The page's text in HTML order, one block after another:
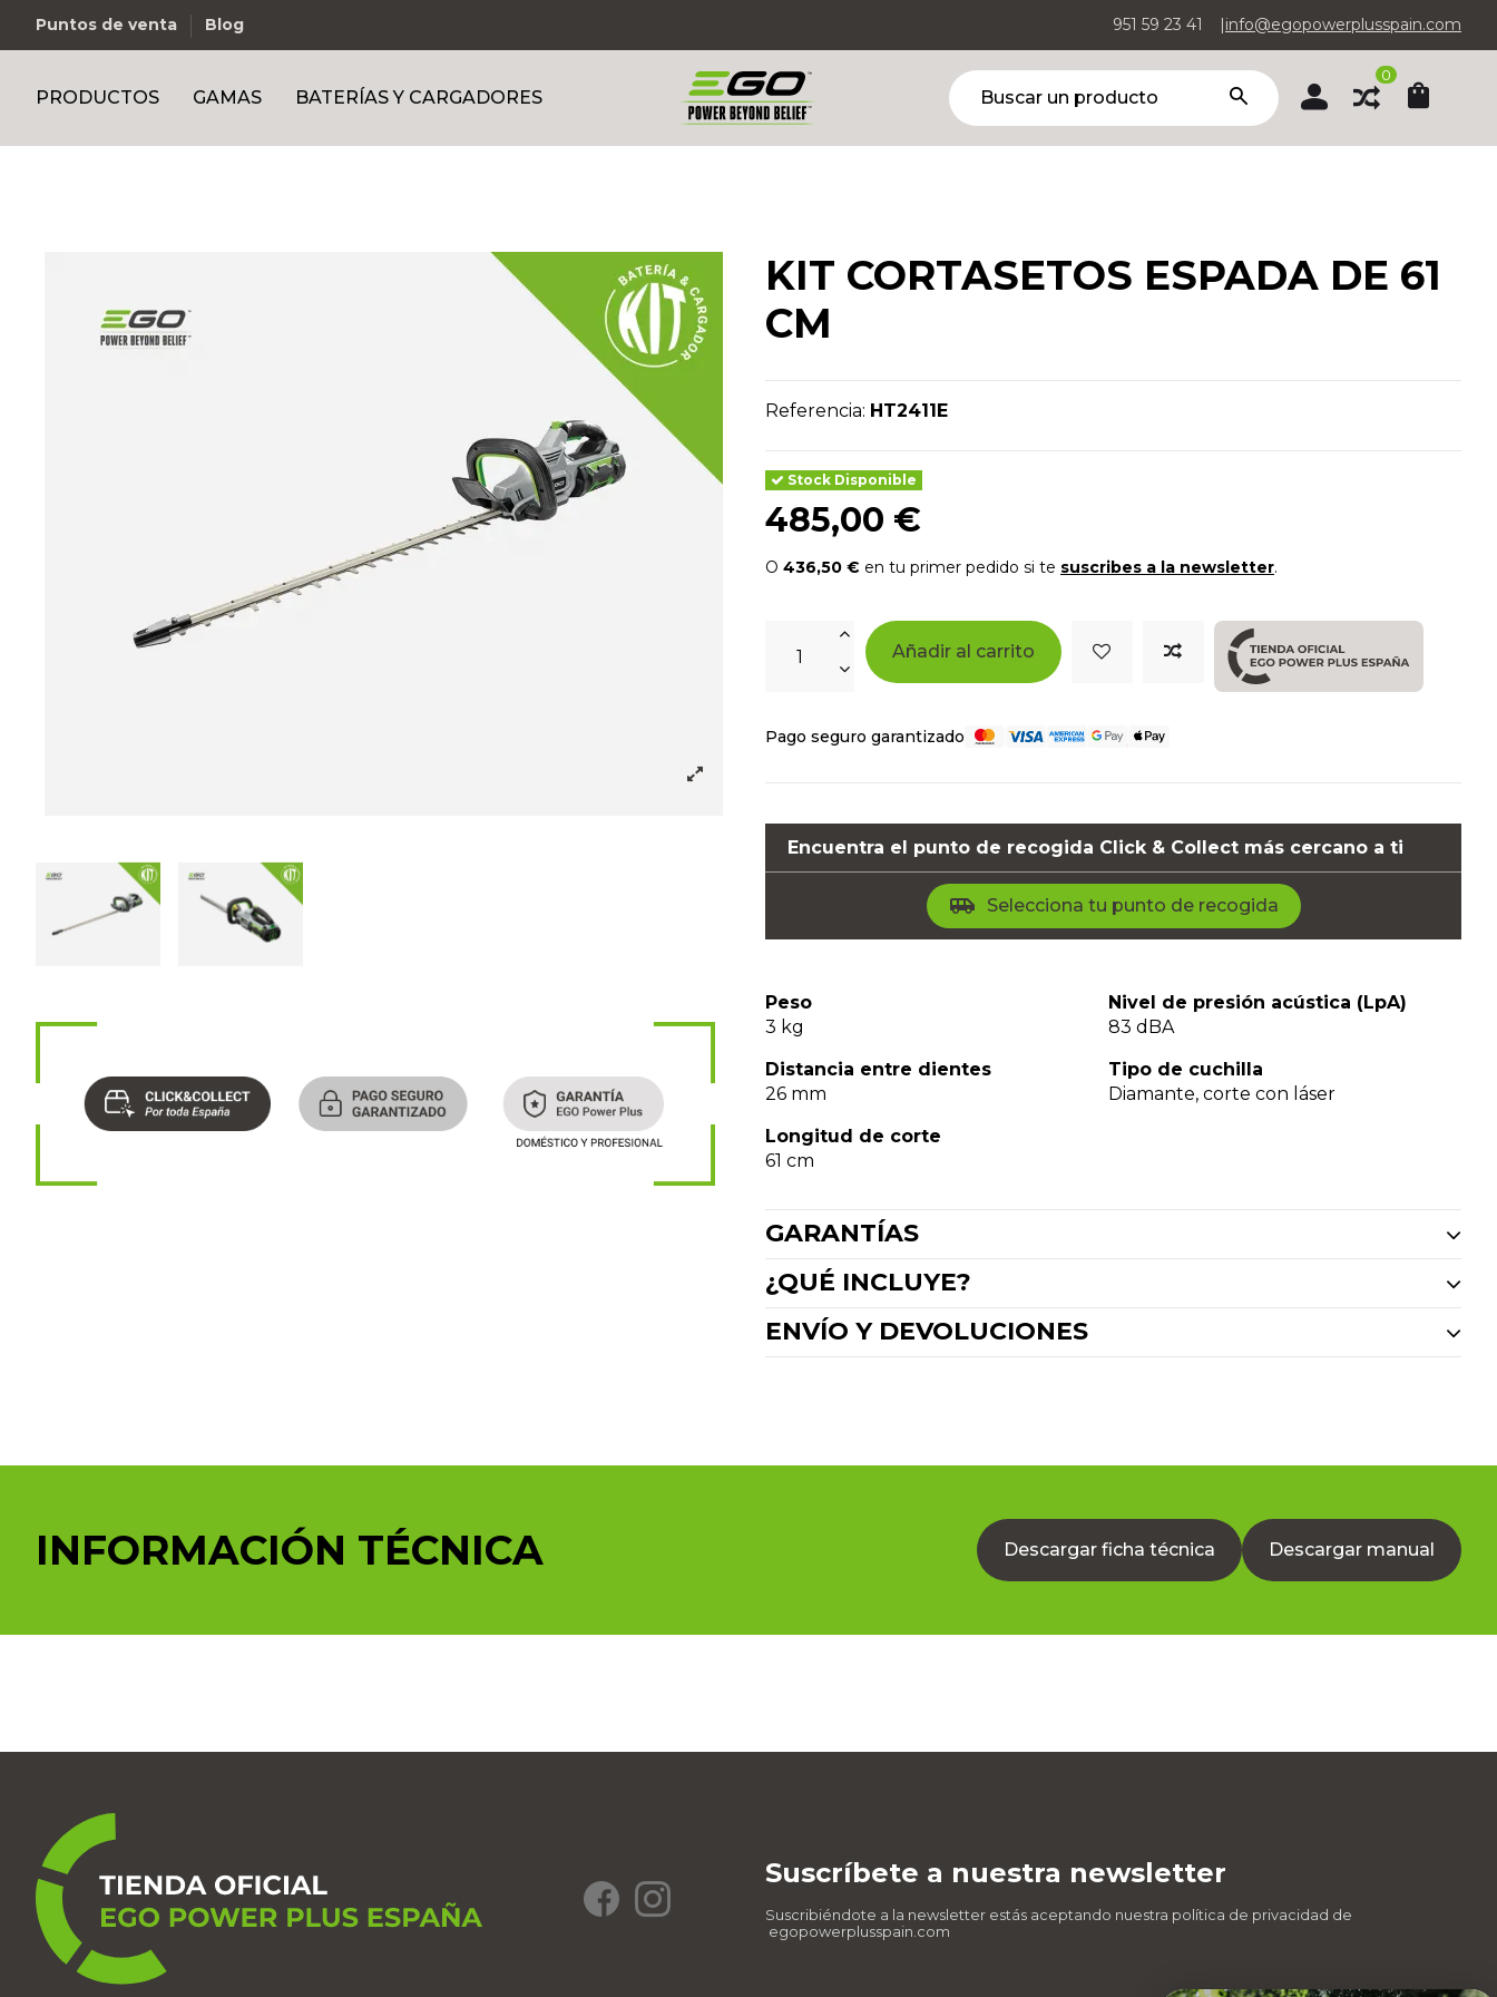
Puntos de venta Blog 951 59 23 41 info@egopowerplusspain.com
PRODUCTOS GAMAS BATERÍAS Y CARGADORES
0
KIT CORTASETOS ESPADA DE 61
CM
Referencia: HT2411E
Stock Disponible
485,00 €
O 436,50 € en tu primer pedido si te suscribes a la newsletter.
Añadir al carrito
Pago seguro garantizado
Encuentra el punto de recogida Click & Collect más cercano a ti
airport_shuttle Selecciona tu punto de recogida
Peso
3 kg
Nivel de presión acústica (LpA)
83 dBA
Distancia entre dientes
26 mm
Tipo de cuchilla
Diamante, corte con láser
Longitud de corte
61 cm
GARANTÍAS
¿QUÉ INCLUYE?
ENVÍO Y DEVOLUCIONES
INFORMACIÓN TÉCNICA Descargar ficha técnica Descargar manual
Suscríbete a nuestra newsletter
Suscribiéndote a la newsletter estás aceptando nuestra política de privacidad de
egopowerplusspain.com